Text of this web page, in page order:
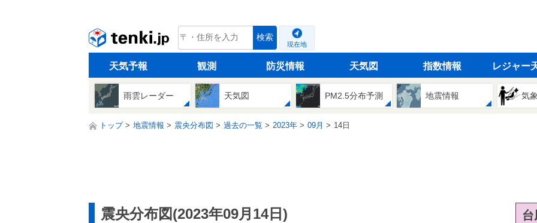
tenki.jp 検索
現在地
天気予報 観測 防災情報 天気図 指数情報 レジャー
雨雲レーダー 天気図 PM2.5分布予測 地震情報 気
トップ 地震情報 震央分布図 過去の一覧 2023年 09月 14日
震央分布図(2023年09月14日)